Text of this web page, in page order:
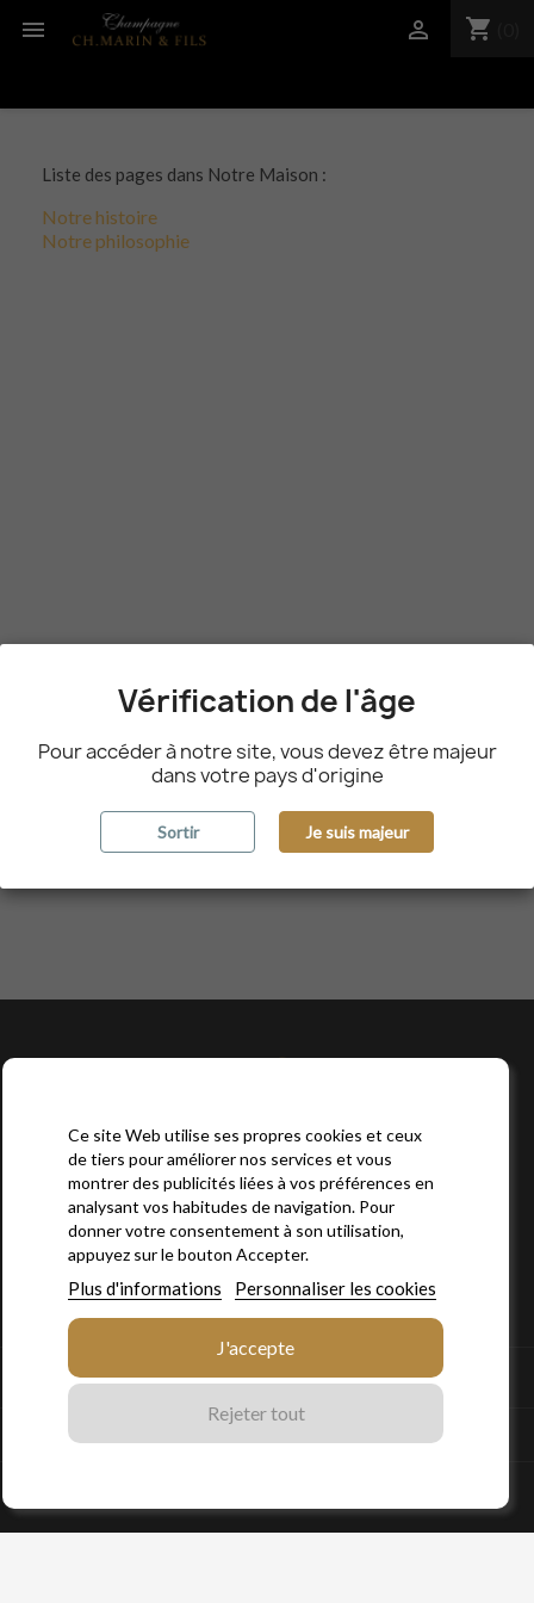
 shopping_cart

Liste des pages dans Notre Maison :
Notre histoire
Notre philosophie
PLAN DU SITE
VOTRE COMPTE
INFORMATIONS
Ce site Web utilise ses propres cookies et ceux
de tiers pour améliorer nos services et vous
montrer des publicités liées à vos préférences en
analysant vos habitudes de navigation. Pour
donner votre consentement à son utilisation,
appuyez sur le bouton Accepter.
Plus d'informations Personnaliser les cookies
Rejeter tout
J'accepte
Vérification de l'âge
Pour accéder à notre site, vous devez être majeur
dans votre pays d'origine
Sortir Je suis majeur